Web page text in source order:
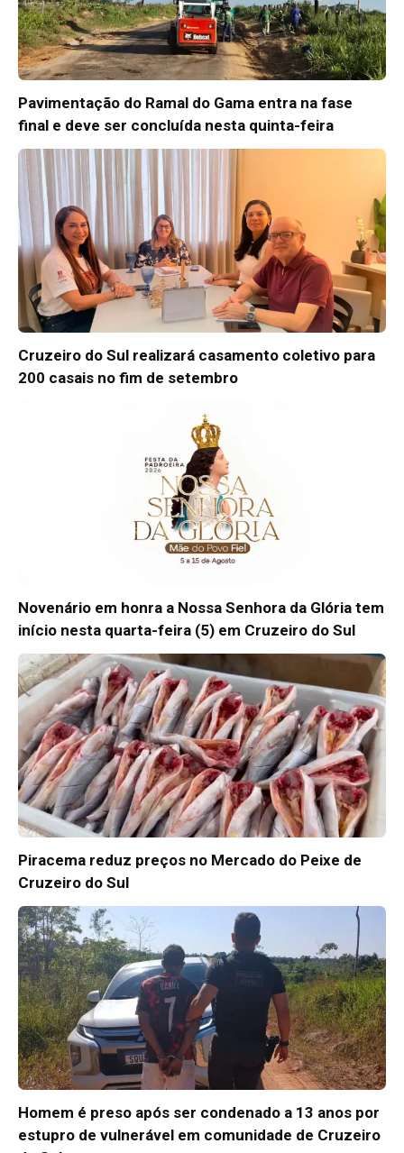
Pavimentação do Ramal do Gama entra na fase
final e deve ser concluída nesta quinta-feira
Cruzeiro do Sul realizará casamento coletivo para
200 casais no fim de setembro
Novenário em honra a Nossa Senhora da Glória tem
início nesta quarta-feira (5) em Cruzeiro do Sul
Piracema reduz preços no Mercado do Peixe de
Cruzeiro do Sul
Homem é preso após ser condenado a 13 anos por
estupro de vulnerável em comunidade de Cruzeiro